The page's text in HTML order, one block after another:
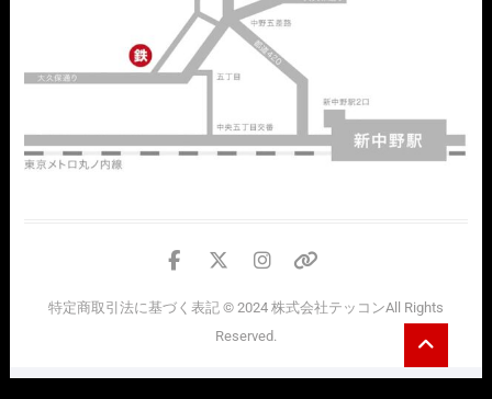
facebook
twitter
instagram
情
の
特定商取引法に基づく表記© 2024 株式会社テッコンAll Rights
Reserved.
to